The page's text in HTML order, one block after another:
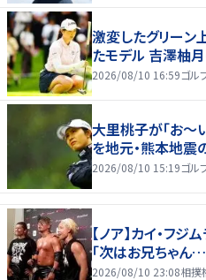
激変したグリーン
たモデル 吉澤柚
2026/08/10 16:59ゴル
大里桃子が「お～
を地元・熊本地
2026/08/10 15:19ゴル
【ノア】カイ・フ
「次はお兄ちゃん
2026/08/10 23:08相撲